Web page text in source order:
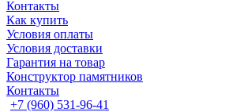
Контакты
Как купить
Условия оплаты
Условия доставки
Гарантия на товар
Конструктор памятников
Контакты
+7 (960) 531-96-41